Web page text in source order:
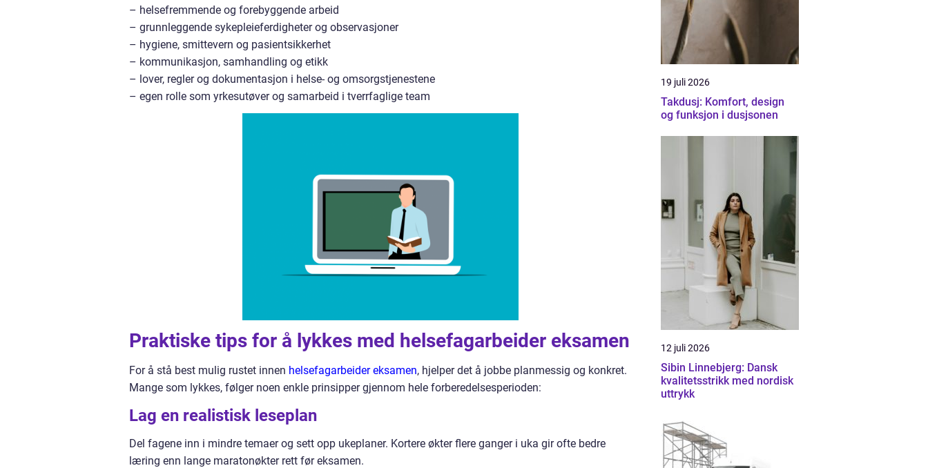
– helsefremmende og forebyggende arbeid
– grunnleggende sykepleieferdigheter og observasjoner
– hygiene, smittevern og pasientsikkerhet
– kommunikasjon, samhandling og etikk
– lover, regler og dokumentasjon i helse- og omsorgstjenestene
– egen rolle som yrkesutøver og samarbeid i tverrfaglige team
Praktiske tips for å lykkes med helsefagarbeider eksamen
For å stå best mulig rustet innen helsefagarbeider eksamen, hjelper det å jobbe planmessig og konkret.
Mange som lykkes, følger noen enkle prinsipper gjennom hele forberedelsesperioden:
Lag en realistisk leseplan
Del fagene inn i mindre temaer og sett opp ukeplaner. Kortere økter flere ganger i uka gir ofte bedre
læring enn lange maratonøkter rett før eksamen.
19 juli 2026
Takdusj: Komfort, design
og funksjon i dusjsonen
12 juli 2026
Sibin Linnebjerg: Dansk
kvalitetsstrikk med nordisk
uttrykk